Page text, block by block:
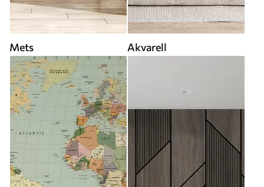
Mets Akvarell